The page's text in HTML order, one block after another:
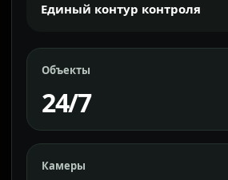
Единый контур контроля
Объекты
24/7
Камеры